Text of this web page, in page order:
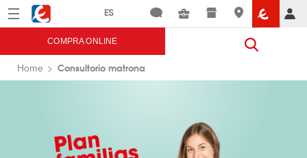
Menú Eroski
COMPRA ONLINE
Home Consultorio matrona